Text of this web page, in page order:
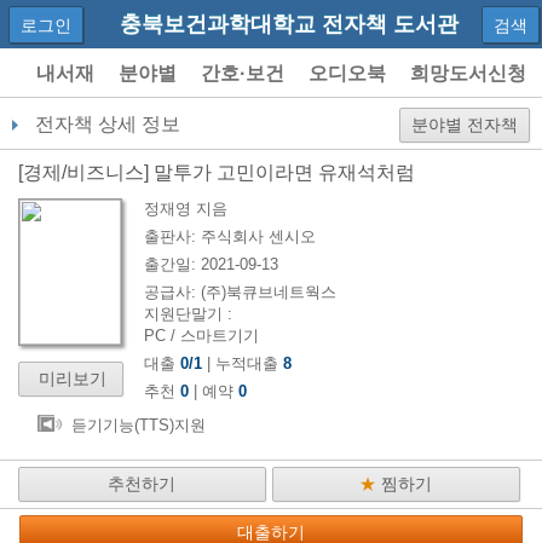
충북보건과학대학교 전자책 도서관
로그인 검색
내서재 분야별 간호·보건 오디오북
희망도서신청
전자책 상세 정보 분야별 전자책
[경제/비즈니스] 말투가 고민이라면 유재석처럼
미리보기
정재영 지음
출판사: 주식회사 센시오
출간일: 2021-09-13
공급사: (주)북큐브네트웍스
지원단말기 :
PC / 스마트기기
대출 0/1 | 누적대출 8
추천 0 | 예약 0
듣기기능(TTS)지원
추천하기 ★ 찜하기
대출하기